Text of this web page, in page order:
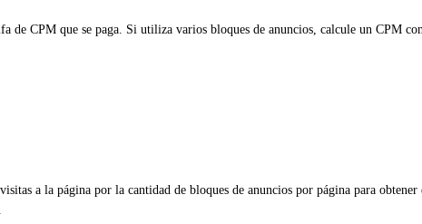
de CPM que se paga. Si utiliza varios bloques de anuncios, calcule un CPM
a la página por la cantidad de bloques de anuncios por página para obtener